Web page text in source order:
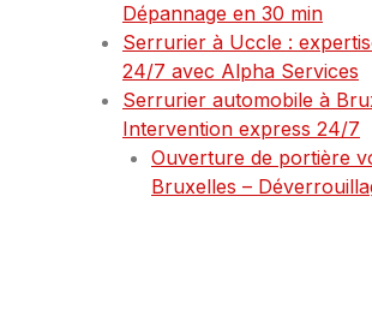
Dépannage en 30 min
Serrurier à Uccle :
24/7 avec Alpha Services
Serrurier automobile à
Intervention express 24/7
Ouverture de portière
Bruxelles –